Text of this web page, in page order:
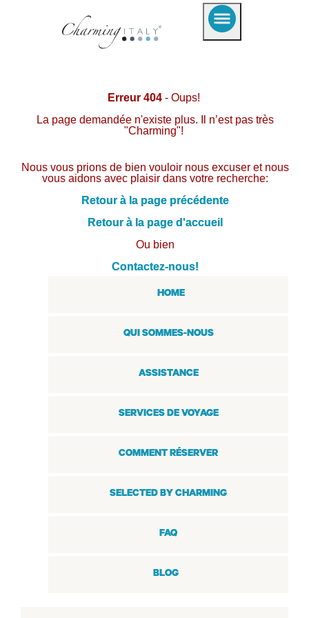
Erreur 404 - Oups!
La page demandée n'existe plus. Il n’est pas très
"Charming"!
Nous vous prions de bien vouloir nous excuser et nous
vous aidons avec plaisir dans votre recherche:
Retour à la page précédente
Retour à la page d'accueil
Ou bien
Contactez-nous!
HOME
QUI SOMMES-NOUS
ASSISTANCE
SERVICES DE VOYAGE
COMMENT RÉSERVER
SELECTED BY CHARMING
FAQ
BLOG